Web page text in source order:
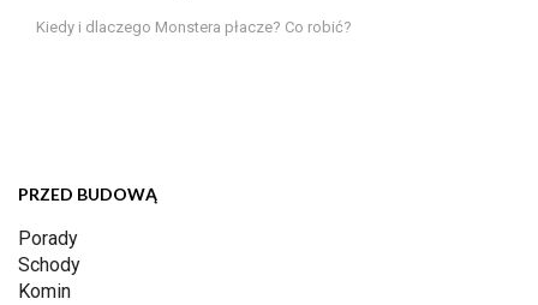
Kiedy i dlaczego Monstera płacze? Co robić?
PRZED BUDOWĄ
Porady
Schody
Komin